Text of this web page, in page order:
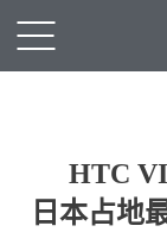
HTC
日本占地